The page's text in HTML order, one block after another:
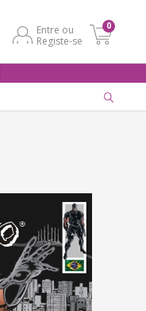
Entre ou
Registe-se
0